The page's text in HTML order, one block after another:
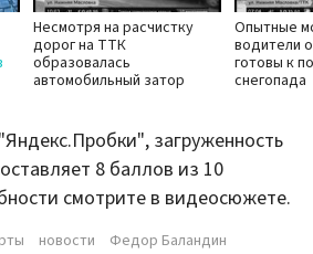
Несмотря на расчистку
дорог на ТТК
образовалась
автомобильный затор
Опытные
водители
готовы к
снегопада
загруженность
8 баллов из 10
смотрите в видеосюжете.
новости Федор Баландин